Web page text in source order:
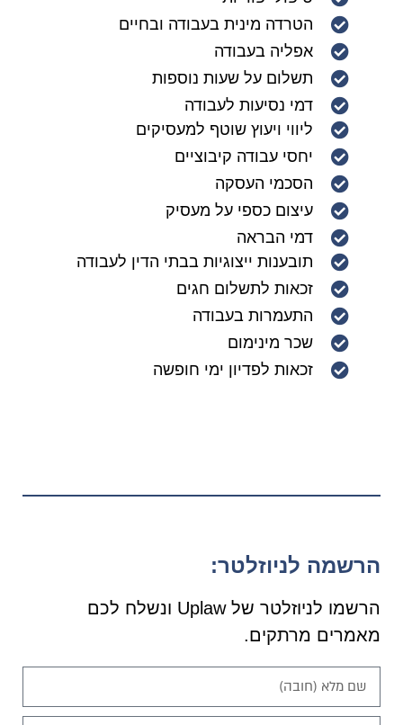
הטרדה מינית בעבודה ובחיים
אפליה בעבודה
תשלום על שעות נוספות
דמי נסיעות לעבודה
ליווי ויעוץ שוטף למעסיקים
יחסי עבודה קיבוציים
הסכמי העסקה
עיצום כספי על מעסיק
דמי הבראה
תובענות ייצוגיות בבתי הדין לעבודה
זכאות לתשלום חגים
התעמרות בעבודה
שכר מינימום
זכאות לפדיון ימי חופשה
הרשמה לניוזלטר:
הרשמו לניוזלטר של Uplaw ונשלח לכם
מאמרים מרתקים.